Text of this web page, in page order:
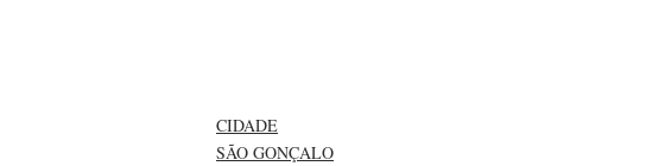
CIDADE
SÃO GONÇALO